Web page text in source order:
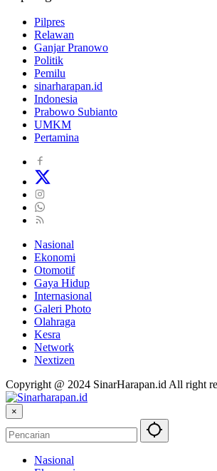
Pilpres
Relawan
Ganjar Pranowo
Politik
Pemilu
sinarharapan.id
Indonesia
Prabowo Subianto
UMKM
Pertamina
Nasional
Ekonomi
Otomotif
Gaya Hidup
Internasional
Galeri Photo
Olahraga
Kesra
Network
Nextizen
Copyright @ 2024 SinarHarapan.id All right
×
Nasional